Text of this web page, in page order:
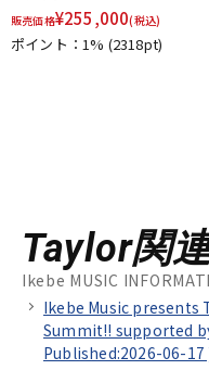
販売価格¥255,000(税込)
ポイント：1% (2318pt)
Taylor関
Ikebe MUSIC
Ikebe Music presents
Summit!! supported by
Published:2026-06-17